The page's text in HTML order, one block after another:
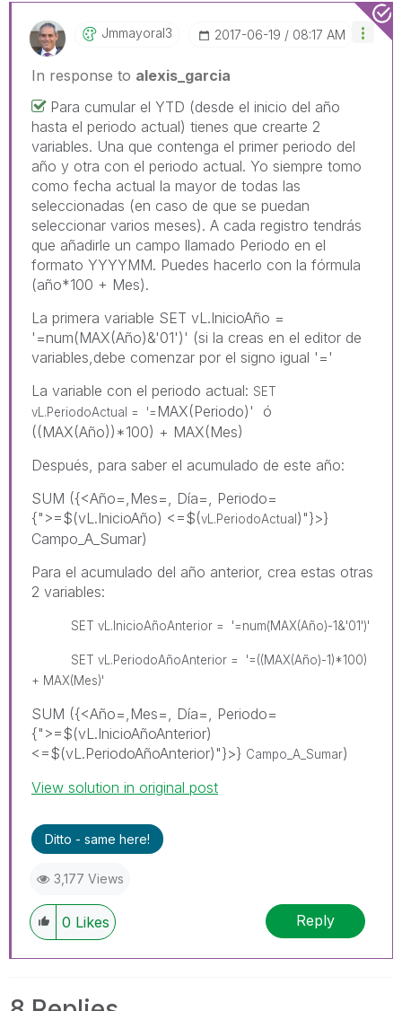
Jmmayoral3 ‎2017-06-19 08:17 AM
In response to alexis_garcia
Para cumular el YTD (desde el inicio del año
hasta el periodo actual) tienes que crearte 2
variables. Una que contenga el primer periodo del
año y otra con el periodo actual. Yo siempre tomo
como fecha actual la mayor de todas las
seleccionadas (en caso de que se puedan
seleccionar varios meses). A cada registro tendrás
que añadirle un campo llamado Periodo en el
formato YYYYMM. Puedes hacerlo con la fórmula
(año*100 + Mes).
La primera variable SET vL.InicioAño =
'=num(MAX(Año)&'01')' (si la creas en el editor de
variables,debe comenzar por el signo igual '='
La variable con el periodo actual: SET
vL.PeriodoActual = '= MAX(Periodo)' ó
((MAX(Año))*100) + MAX(Mes)
Después, para saber el acumulado de este año:
SUM ({<Año=,Mes=, Día=, Periodo=
{">=$(vL.InicioAño) <=$(vL.PeriodoActual)"}>}
Campo_A_Sumar)
Para el acumulado del año anterior, crea estas otras
2 variables:
SET vL.InicioAñoAnterior = '=num(MAX(Año)-1&'01')'
SET vL.PeriodoAñoAnterior = '=((MAX(Año)-1)*100)
+ MAX(Mes)'
SUM ({<Año=,Mes=, Día=, Periodo=
{">=$(vL.InicioAñoAnterior)
<=$(vL.PeriodoAñoAnterior)"}>} Campo_A_Sumar)
View solution in original post
Ditto - same here!
3,177 Views
0 Likes Reply